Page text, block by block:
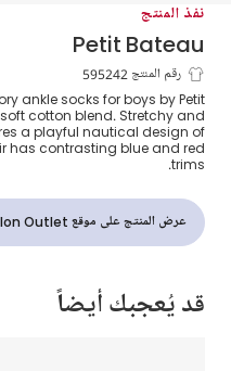
نفذ المنتج
Petit Bateau
جوارب قطن لون عاجي
رقم المنتج 595242
ankle socks for boys by Petit
cotton blend. Stretchy and
a playful nautical design of
has contrasting blue and red
trims.
عرض المنتج على موقع Childrensalon Outlet
قد يُعجبك أيضاً